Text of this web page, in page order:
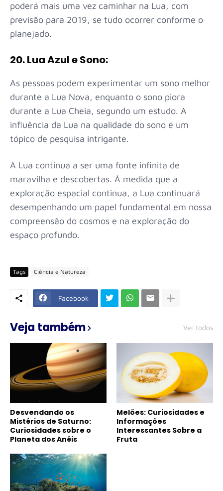
poderá mais uma vez caminhar na Lua, com
previsão para 2019, se tudo ocorrer conforme o
planejado.
20. Lua Azul e Sono:
As pessoas podem experimentar um sono melhor
durante a Lua Nova, enquanto o sono piora
durante a Lua Cheia, segundo um estudo. A
influência da Lua na qualidade do sono é um
tópico de pesquisa intrigante.
A Lua continua a ser uma fonte infinita de
maravilha e descobertas. À medida que a
exploração espacial continua, a Lua continuará
desempenhando um papel fundamental em nossa
compreensão do cosmos e na exploração do
espaço profundo.
Tags Ciência e Natureza
Facebook
Veja também Ver todos
Desvendando os
Mistérios de Saturno:
Curiosidades sobre o
Planeta dos Anéis
Melões: Curiosidades e
Informações
Interessantes Sobre a
Fruta